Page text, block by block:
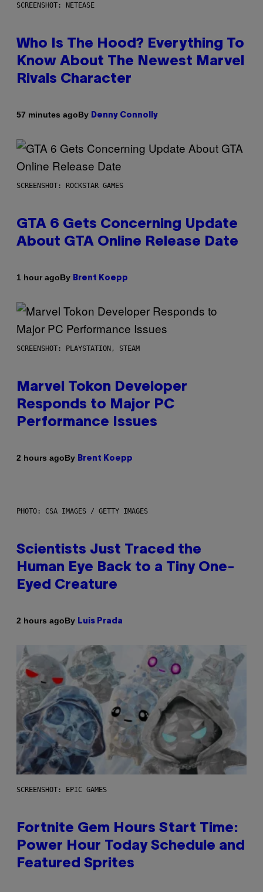
SCREENSHOT: NETEASE
Who Is The Hood? Everything To
Know About The Newest Marvel
Rivals Character
57 minutes agoBy Denny Connolly
SCREENSHOT: ROCKSTAR GAMES
GTA 6 Gets Concerning Update
About GTA Online Release Date
1 hour agoBy Brent Koepp
SCREENSHOT: PLAYSTATION, STEAM
Marvel Tokon Developer
Responds to Major PC
Performance Issues
2 hours agoBy Brent Koepp
PHOTO: CSA IMAGES / GETTY IMAGES
Scientists Just Traced the
Human Eye Back to a Tiny One-
Eyed Creature
2 hours agoBy Luis Prada
SCREENSHOT: EPIC GAMES
Fortnite Gem Hours Start Time:
Power Hour Today Schedule and
Featured Sprites